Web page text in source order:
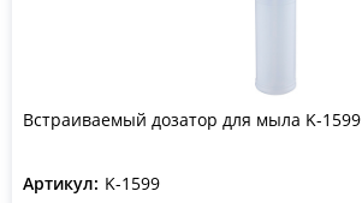
Встраиваемый дозатор для мыла K-1599
Артикул: K-1599